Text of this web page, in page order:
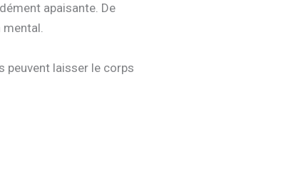
apaisante. De
mental.
peuvent laisser le corps